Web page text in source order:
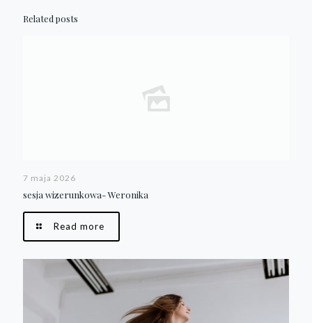
Related posts
7 maja 2026
sesja wizerunkowa- Weronika
Read more